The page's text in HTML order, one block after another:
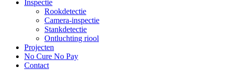
Inspectie
Rookdetectie
Camera-inspectie
Stankdetectie
Ontluchting riool
Projecten
No Cure No Pay
Contact